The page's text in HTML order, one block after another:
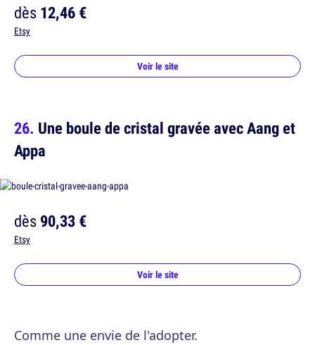
dès12,46 €
Etsy
Voir le site
Une boule de cristal gravée avec Aang et
Appa
dès90,33 €
Etsy
Voir le site
Comme une envie de l'adopter.